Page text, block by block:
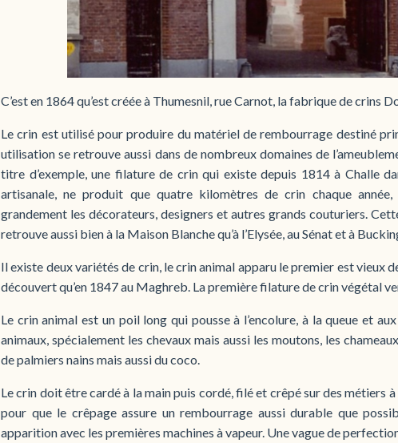
C’est en 1864 qu’est créée à Thumesnil, rue Carnot, la fabrique de crins
Le crin est utilisé pour produire du matériel de rembourrage destiné
utilisation se retrouve aussi dans de nombreux domaines de
titre d’exemple, une filature de crin qui existe depuis 1814 à Challe
artisanale, ne produit que quatre kilomètres de crin chaque
grandement les décorateurs, designers et autres grands couturiers.
retrouve aussi bien à la Maison Blanche qu’à l’Elysée, au Sénat et à
Il existe deux variétés de crin, le crin animal apparu le premier est vieux
découvert qu’en 1847 au Maghreb. La première filature de crin végétal
Le crin animal est un poil long qui pousse à l’encolure, à la queue et
animaux, spécialement les chevaux mais aussi les moutons, les
de palmiers nains mais aussi du coco.
Le crin doit être cardé à la main puis cordé, filé et crêpé sur des métiers
pour que le crêpage assure un rembourrage aussi durable que
apparition avec les premières machines à vapeur. Une vague de